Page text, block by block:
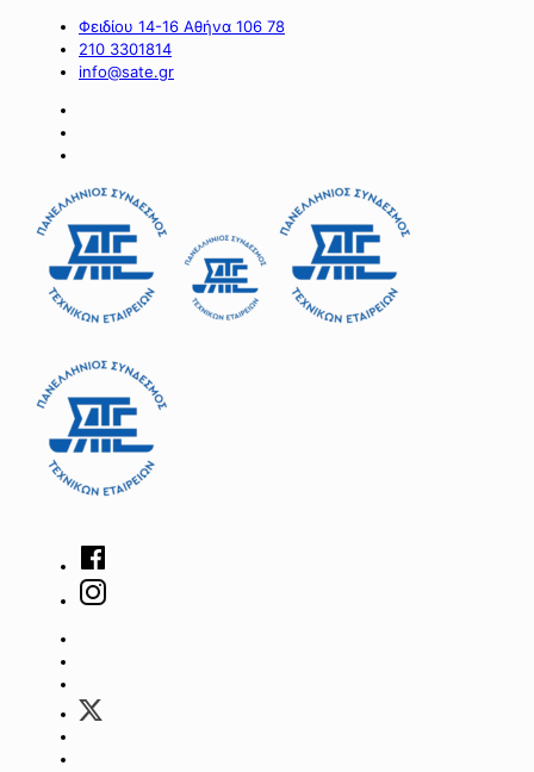
Φειδίου 14-16 Αθήνα 106 78
210 3301814
info@sate.gr